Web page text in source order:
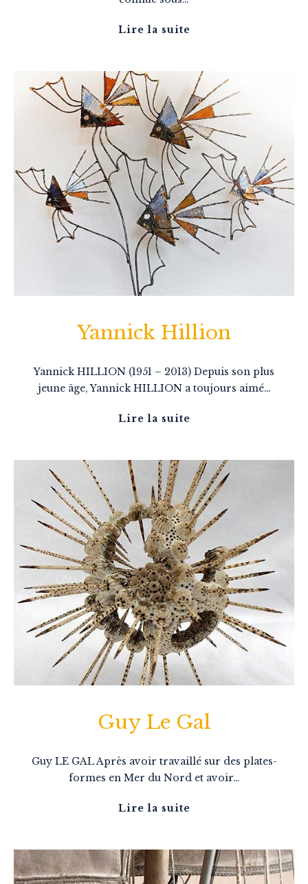
Lire la suite
Yannick Hillion
Yannick HILLION (1951 – 2013) Depuis son plus
jeune âge, Yannick HILLION a toujours aimé…
Lire la suite
Guy Le Gal
Guy LE GAL Après avoir travaillé sur des plates-
formes en Mer du Nord et avoir…
Lire la suite